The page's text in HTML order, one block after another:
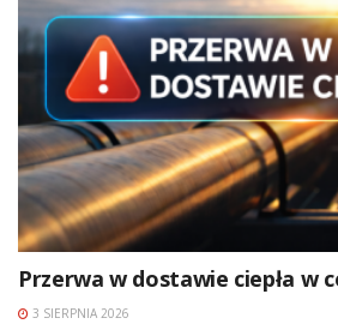
Przerwa w dostawie ciepła w
3 SIERPNIA 2026